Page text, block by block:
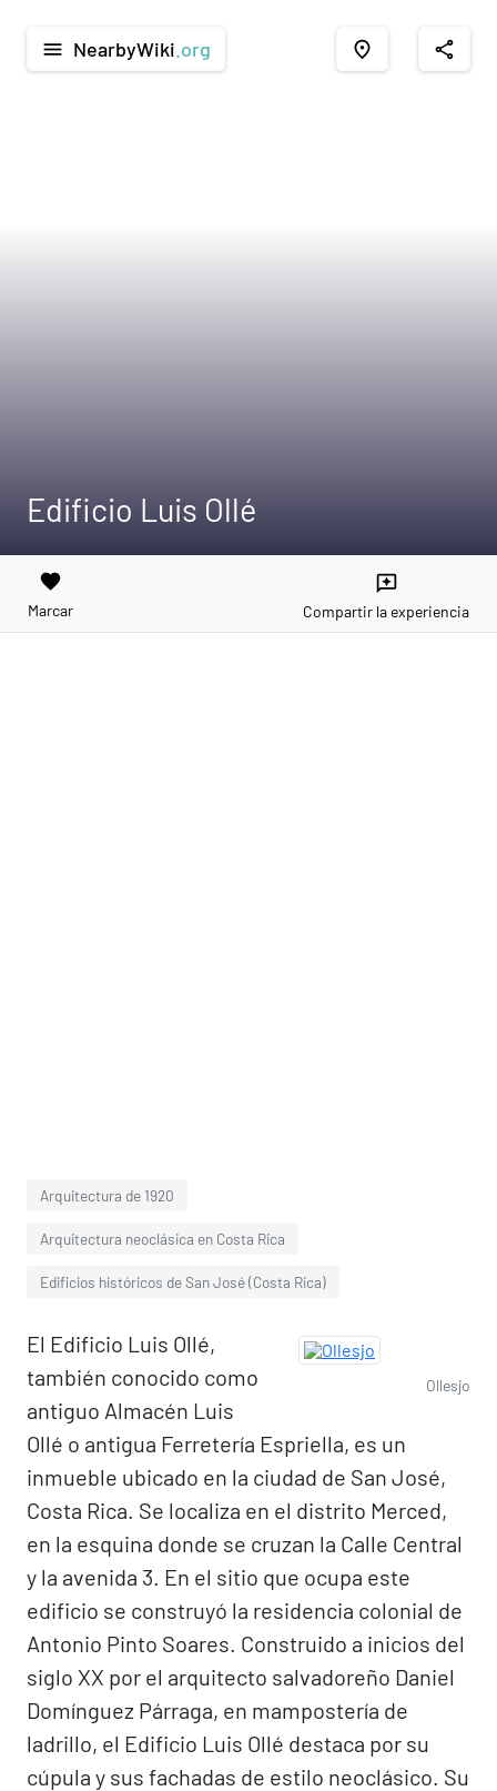
menu NearbyWiki .org place share
Edificio Luis Ollé
favorite
Marcar
reviews
Compartir la experiencia
Arquitectura de 1920
Arquitectura neoclásica en Costa Rica
Edificios históricos de San José (Costa Rica)
Ollesjo
El Edificio Luis Ollé,
también conocido como
antiguo Almacén Luis
Ollé o antigua Ferretería Espriella, es un
inmueble ubicado en la ciudad de San José,
Costa Rica. Se localiza en el distrito Merced,
en la esquina donde se cruzan la Calle Central
y la avenida 3. En el sitio que ocupa este
edificio se construyó la residencia colonial de
Antonio Pinto Soares. Construido a inicios del
siglo XX por el arquitecto salvadoreño Daniel
Domínguez Párraga, en mampostería de
ladrillo, el Edificio Luis Ollé destaca por su
cúpula y sus fachadas de estilo neoclásico. Su